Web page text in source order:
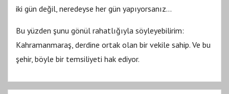
iki gün değil, neredeyse her gün yapıyorsanız...
Bu yüzden şunu gönül rahatlığıyla söyleyebilirim:
Kahramanmaraş, derdine ortak olan bir vekile sahip. Ve bu
şehir, böyle bir temsiliyeti hak ediyor.